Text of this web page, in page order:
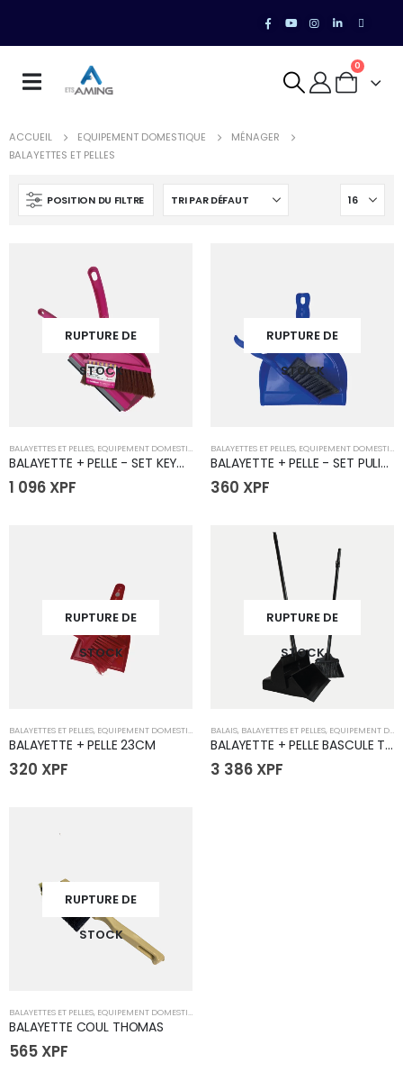
0
ACCUEIL EQUIPEMENT DOMESTIQUE
MÉNAGER
BALAYETTES ET PELLES
POSITION DU FILTRE
RUPTURE DE
STOCK
BALAYETTES ET PELLES, EQUIPEMENT DOMESTIQUE MÉNAGER
BALAYETTE + PELLE - SET KEYWAY
1 096 XPF
RUPTURE DE
STOCK
BALAYETTES ET PELLES, EQUIPEMENT DOMESTIQUE
BALAYETTE + PELLE - SET PULIZIA
360 XPF
RUPTURE DE
STOCK
BALAYETTES ET PELLES, EQUIPEMENT DOMESTIQUE MÉNAGER
BALAYETTE + PELLE 23CM
320 XPF
RUPTURE DE
STOCK
BALAIS, BALAYETTES ET PELLES, EQUIPEMENT DOMESTIQUE
BALAYETTE + PELLE BASCULE THOMAS
3 386 XPF
RUPTURE DE
STOCK
BALAYETTES ET PELLES, EQUIPEMENT DOMESTIQUE
BALAYETTE COUL THOMAS
565 XPF